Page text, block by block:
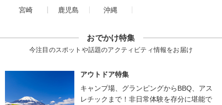
宮崎
鹿児島 沖縄
おでかけ特集
今注目のスポットや話題のアクティビティ情報をお届け
アウトドア特集
キャンプ場、グランピングからBBQ、アス
レチックまで！非日常体験を存分に堪能で